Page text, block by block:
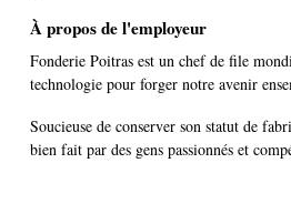
À propos de l'employeur
Fonderie Poitras est un chef de file
technologie pour forger notre avenir
Soucieuse de conserver son statut de
bien fait par des gens passionnés et